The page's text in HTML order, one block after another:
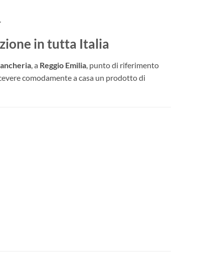
in tutta Italia
, a Reggio Emilia, punto di riferimento
comodamente a casa un prodotto di